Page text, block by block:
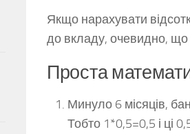
Якщо нарахувати
до вкладу, очевидно, що
Проста
Минуло 6 місяців,
Тобто 1*0,5=0,5 і ці